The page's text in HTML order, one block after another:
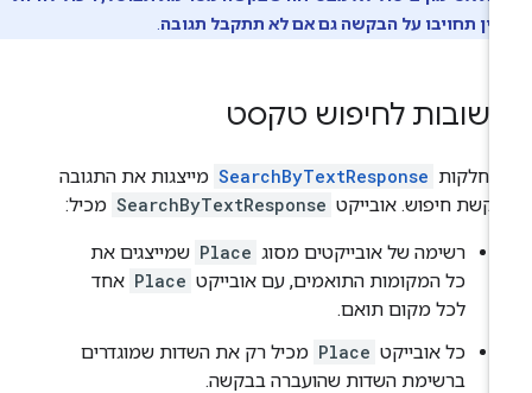
תחויבו על הבקשה גם אם לא תתקבל תגובה.
לחיפוש טקסט
SearchByTextResponse מייצגות את התגובה
חיפוש. אובייקט SearchByTextResponse מכיל:
רשימה של אובייקטים מסוג Place שמייצגים את
כל המקומות התואמים, עם אובייקט Place אחד
לכל מקום תואם.
כל אובייקט Place מכיל רק את השדות שמוגדרים
ברשימת השדות שהועברה בבקשה.